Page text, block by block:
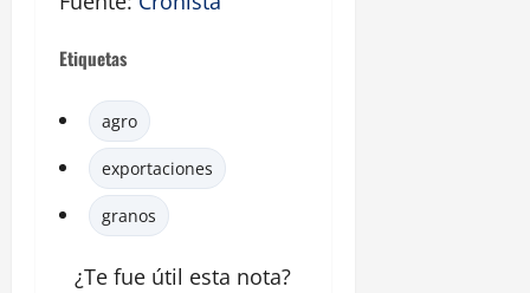
Etiquetas
agro
exportaciones
granos
¿Te fue útil esta nota?